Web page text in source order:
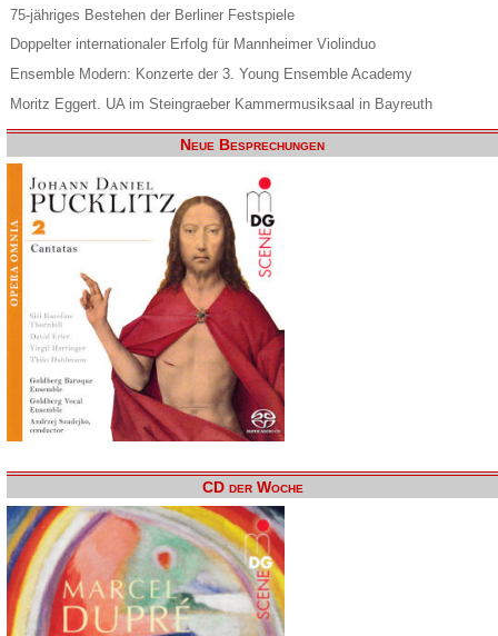
75-jähriges Bestehen der Berliner Festspiele
Doppelter internationaler Erfolg für Mannheimer Violinduo
Ensemble Modern: Konzerte der 3. Young Ensemble Academy
Moritz Eggert. UA im Steingraeber Kammermusiksaal in Bayreuth
Neue Besprechungen
CD der Woche